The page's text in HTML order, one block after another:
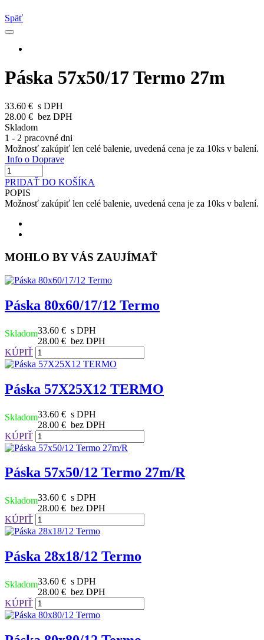
Späť
Páska 57x50/17 Termo 27m
33.60 € s DPH
28.00 € bez DPH
Skladom
1 - 2 pracovné dni
Možnosť zakúpiť len celé balenie, uvedená cena je za 10ks v balení.
Info o Doprave
PRIDAŤ DO KOŠÍKA
POPIS
Možnosť zakúpiť len celé balenie, uvedená cena je za 10ks v balení.
MOHLO BY VÁS ZAUJÍMAŤ
Páska 80x60/17/12 Termo
Skladom33.60 € s DPH
28.00 € bez DPH
KÚPIŤ
Páska 57X25X12 TERMO
Skladom33.60 € s DPH
28.00 € bez DPH
KÚPIŤ
Páska 57x50/12 Termo 27m/R
Skladom33.60 € s DPH
28.00 € bez DPH
KÚPIŤ
Páska 28x18/12 Termo
Skladom33.60 € s DPH
28.00 € bez DPH
KÚPIŤ